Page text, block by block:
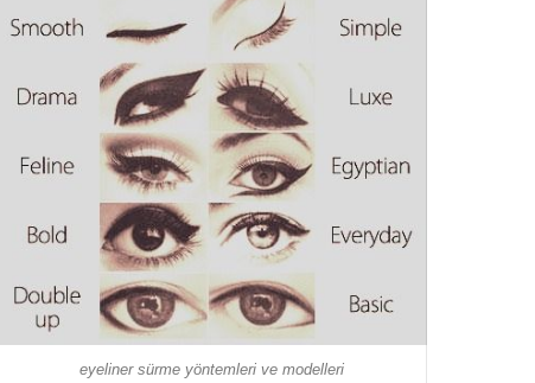
eyeliner sürme yöntemleri ve modelleri